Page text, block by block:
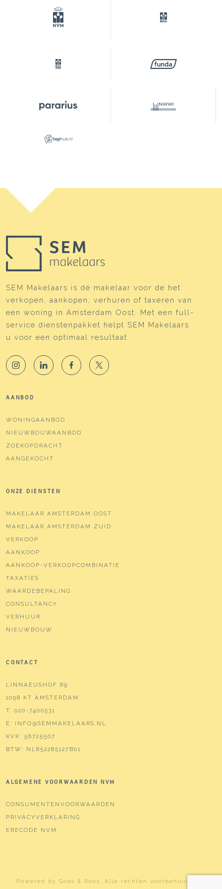
SEM Makelaars is dé makelaar voor de het
verkopen, aankopen, verhuren of taxeren van
een woning in Amsterdam Oost. Met een full-
service dienstenpakket helpt SEM Makelaars
u voor een optimaal resultaat.
AANBOD
WONINGAANBOD
NIEUWBOUWAANBOD
ZOEKOPDRACHT
AANGEKOCHT
ONZE DIENSTEN
MAKELAAR AMSTERDAM OOST
MAKELAAR AMSTERDAM ZUID
VERKOOP
AANKOOP
AANKOOP-VERKOOPCOMBINATIE
TAXATIES
WAARDEBEPALING
CONSULTANCY
VERHUUR
NIEUWBOUW
CONTACT
LINNAEUSHOF 89
1098 KT AMSTERDAM
T: 020-7400531
E: INFO@SEMMAKELAARS.NL
KVK: 56725507
BTW: NL852285127B01
ALGEMENE VOORWAARDEN NVM
CONSUMENTENVOORWAARDEN
PRIVACYVERKLARING
ERECODE NVM
Powered by Goes & Roos. Alle rechten voorbehouden